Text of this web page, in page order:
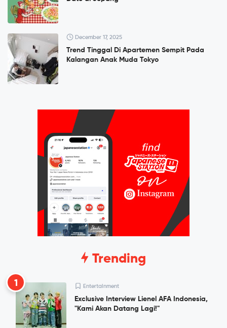
December 17, 2025
Trend Tinggal Di Apartemen Sempit Pada
Kalangan Anak Muda Tokyo
Trending
1 Entertainment
Exclusive Interview Lienel AFA Indonesia,
"Kami Akan Datang Lagi!"